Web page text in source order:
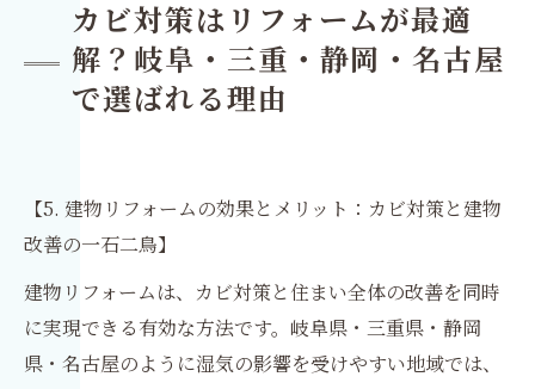
カビ対策はリフォームが最適
解？岐阜・三重・静岡・名古屋
で選ばれる理由
【5. 建物リフォームの効果とメリット：カビ対策と建物
改善の一石二鳥】
建物リフォームは、カビ対策と住まい全体の改善を同時
に実現できる有効な方法です。岐阜県・三重県・静岡
県・名古屋のように湿気の影響を受けやすい地域では、